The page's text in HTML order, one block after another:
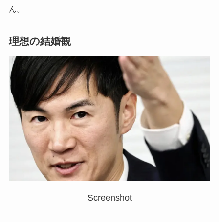
ん。
理想の結婚観
Screenshot